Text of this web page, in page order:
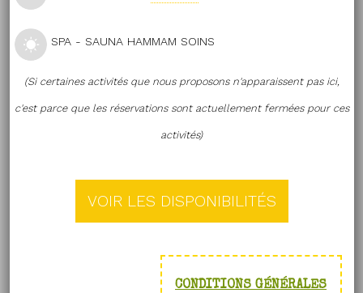
SPA - SAUNA HAMMAM SOINS
(Si certaines activités que nous proposons n'apparaissent pas ici,
c'est parce que les réservations sont actuellement fermées pour ces
activités)
CONDITIONS GÉNÉRALES